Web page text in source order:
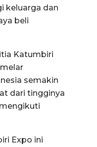
keluarga dan
beli
Katumbiri
semakin
dari tingginya
Expo ini